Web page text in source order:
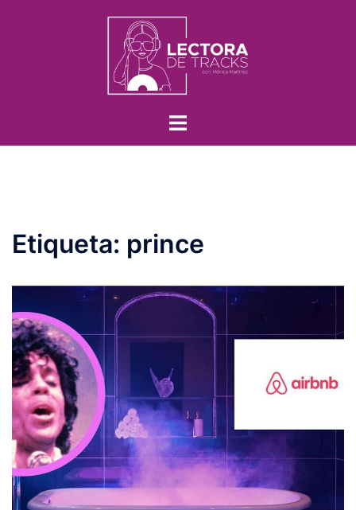
Etiqueta: prince